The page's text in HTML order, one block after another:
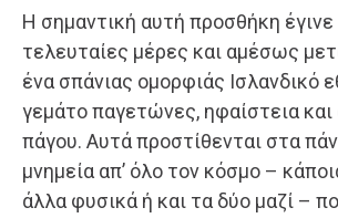
Η σημαντική αυτή προσθήκη έγινε
τελευταίες μέρες και αμέσως
ένα σπάνιας ομορφιάς Ισλανδικό
γεμάτο παγετώνες, ηφαίστεια και
πάγου. Αυτά προστίθενται στα
μνημεία απ’ όλο τον κόσμο –
άλλα φυσικά ή και τα δύο μαζί –